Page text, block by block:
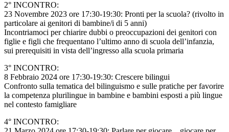
2° INCONTRO:
23 Novembre 2023 ore 17:30-19:30: Pronti per la scuola? (rivolto in
particolare ai genitori di bambine/i di 5 anni)
Incontriamoci per chiarire dubbi o preoccupazioni dei genitori con
figlie e figli che frequentano l’ultimo anno di scuola dell’infanzia,
sui prerequisiti in vista dell’ingresso alla scuola primaria
3° INCONTRO:
8 Febbraio 2024 ore 17:30-19:30: Crescere bilingui
Confronto sulla tematica del bilinguismo e sulle pratiche per favorire
la competenza plurilingue in bambine e bambini esposti a più lingue
nel contesto famigliare
4° INCONTRO: